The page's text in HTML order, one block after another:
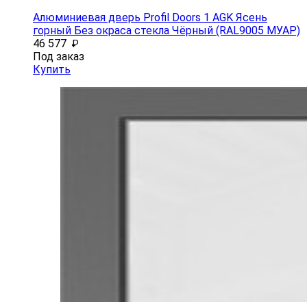
Алюминиевая дверь Profil Doors 1 AGK Ясень
горный Без окраса стекла Чёрный (RAL9005 МУАР)
46 577 ₽
Под заказ
Купить